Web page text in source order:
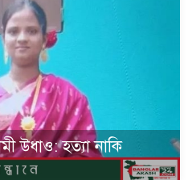
উধাও: হত্যা নাকি